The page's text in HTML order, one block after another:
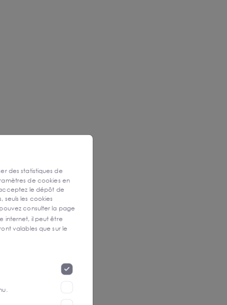
des statistiques de
de cookies en
le dépôt de
seuls les cookies
consulter la page
internet, il peut être
valables que sur le